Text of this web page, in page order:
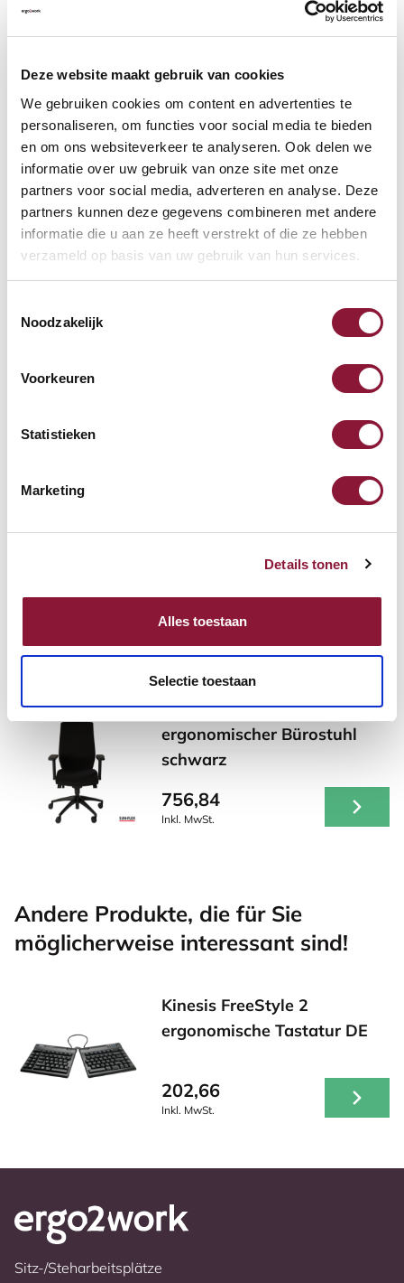
Deze website maakt gebruik van cookies
We gebruiken cookies om content en advertenties te
personaliseren, om functies voor social media te bieden
en om ons websiteverkeer te analyseren. Ook delen we
informatie over uw gebruik van onze site met onze
partners voor social media, adverteren en analyse. Deze
partners kunnen deze gegevens combineren met andere
informatie die u aan ze heeft verstrekt of die ze hebben
verzameld op basis van uw gebruik van hun services.
Noodzakelijk
Voorkeuren
Statistieken
Marketing
Details tonen
Alles toestaan
Selectie toestaan
Weitere Informationen
Häufig gestellte Fragen
Häufig zusammen gekauft mit
Evoluent 4 vertikale Maus
rechtshändig verkabelt grau
87,52
Inkl. MwSt.
SUN-FLEX®HB
ergonomischer Bürostuhl
schwarz
756,84
Inkl. MwSt.
Andere Produkte, die für Sie
möglicherweise interessant sind!
Kinesis FreeStyle 2
ergonomische Tastatur DE
202,66
Inkl. MwSt.
Sitz-/Steharbeitsplätze